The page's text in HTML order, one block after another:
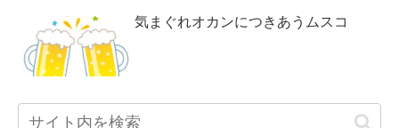
気まぐれオカンにつきあうムスコ